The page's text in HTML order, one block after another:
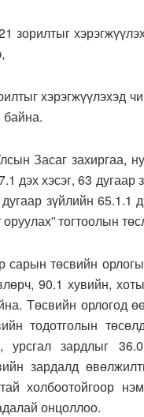
зорилтыг
хэрэгжүүлэхэд
байна.
Засаг захиргаа,
дэх хэсэг, 63
зүйлийн 65.1.1
тогтоолын
төсвийн
90.1 хувийн,
Төсвийн орлогод
тодотголын
урсгал зардлыг
зардалд
холбоотойгоор
онцоллоо.